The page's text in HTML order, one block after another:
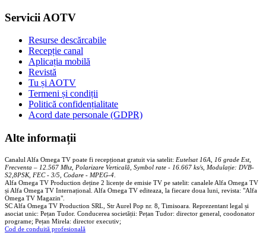
Servicii AOTV
Resurse descărcabile
Recepție canal
Aplicația mobilă
Revistă
Tu și AOTV
Termeni și condiții
Politică confidențialitate
Acord date personale (GDPR)
Alte informații
Canalul Alfa Omega TV poate fi recepționat gratuit via satelit: Eutelsat 16A, 16 grade Est,
Frecventa – 12.567 Mhz, Polarizare Verticală, Symbol rate - 16.667 ks/s, Modulație: DVB-
S2,8PSK, FEC - 3/5, Codare - MPEG-4
Alfa Omega TV Production deține 2 licențe de emisie TV pe satelit: canalele Alfa Omega TV
și Alfa Omega TV Internațional. Alfa Omega TV editeaza, la fiecare doua luni, revista: "Alfa
Omega TV Magazin".
SC Alfa Omega TV Production SRL, Str Aurel Pop nr. 8, Timisoara. Reprezentant legal și
asociat unic: Pețan Tudor. Conducerea societății: Pețan Tudor: director general, coodonator
programe; Pețan Mirela: director executiv;
Cod de conduită profesională